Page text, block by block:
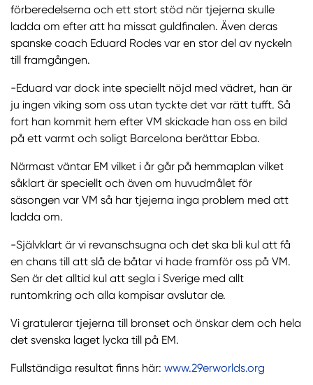
förberedelserna och ett stort stöd när tjejerna skulle
ladda om efter att ha missat guldfinalen. Även deras
spanske coach Eduard Rodes var en stor del av nyckeln
till framgången.
-Eduard var dock inte speciellt nöjd med vädret, han är
ju ingen viking som oss utan tyckte det var rätt tufft. Så
fort han kommit hem efter VM skickade han oss en bild
på ett varmt och soligt Barcelona berättar Ebba.
Närmast väntar EM vilket i år går på hemmaplan vilket
såklart är speciellt och även om huvudmålet för
säsongen var VM så har tjejerna inga problem med att
ladda om.
-Självklart är vi revanschsugna och det ska bli kul att få
en chans till att slå de båtar vi hade framför oss på VM.
Sen är det alltid kul att segla i Sverige med allt
runtomkring och alla kompisar avslutar de.
Vi gratulerar tjejerna till bronset och önskar dem och hela
det svenska laget lycka till på EM.
Fullständiga resultat finns här: www.29erworlds.org